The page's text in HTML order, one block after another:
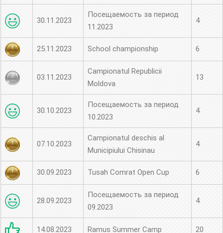
30.11.2023
Посещаемость за период
11.2023
4
25.11.2023 School championship 6
03.11.2023
Campionatul Republicii
Moldova
13
30.10.2023
Посещаемость за период
10.2023
4
07.10.2023
Campionatul deschis al
Municipiului Chisinau
4
30.09.2023 Tusah Comrat Open Cup 6
28.09.2023
Посещаемость за период
09.2023
4
14.08.2023 Ramus Summer Camp 20